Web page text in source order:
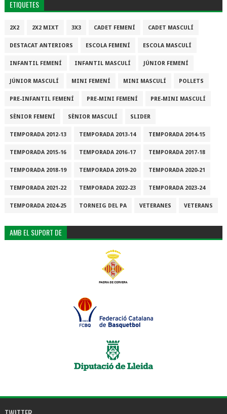
ETIQUETES
2X2 2X2 MIXT 3X3 CADET FEMENÍ CADET MASCULÍ
DESTACAT ANTERIORS ESCOLA FEMENÍ ESCOLA MASCULÍ
INFANTIL FEMENÍ INFANTIL MASCULÍ JÚNIOR FEMENÍ
JÚNIOR MASCULÍ MINI FEMENÍ MINI MASCULÍ POLLETS
PRE-INFANTIL FEMENÍ PRE-MINI FEMENÍ PRE-MINI MASCULÍ
SÈNIOR FEMENÍ SÈNIOR MASCULÍ SLIDER
TEMPORADA 2012-13 TEMPORADA 2013-14 TEMPORADA 2014-15
TEMPORADA 2015-16 TEMPORADA 2016-17 TEMPORADA 2017-18
TEMPORADA 2018-19 TEMPORADA 2019-20 TEMPORADA 2020-21
TEMPORADA 2021-22 TEMPORADA 2022-23 TEMPORADA 2023-24
TEMPORADA 2024-25 TORNEIG DEL PA VETERANES VETERANS
AMB EL SUPORT DE